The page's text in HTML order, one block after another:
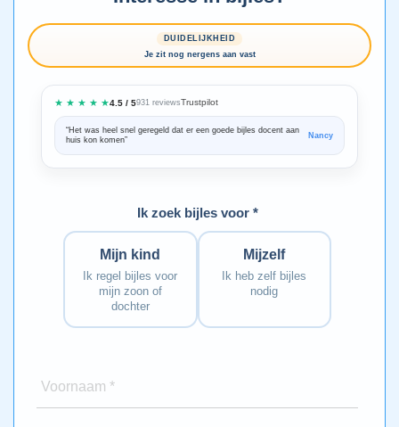
DUIDELIJKHEID
Je zit nog nergens aan vast
★ ★ ★ ★ ★4.5 / 5931 reviewsTrustpilot
“Het was heel snel geregeld dat er een goede bijles docent aan
huis kon komen”
Nancy
Ik zoek bijles voor *
Mijn kind
Ik regel bijles voor
mijn zoon of
dochter
Mijzelf
Ik heb zelf bijles
nodig
Voornaam *